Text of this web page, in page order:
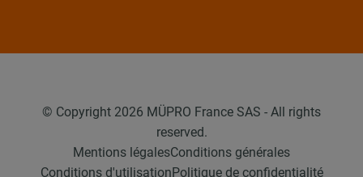
© Copyright 2026 MÜPRO France SAS - All rights
reserved.
Mentions légalesConditions générales
Conditions d'utilisation Politique de confidentialité